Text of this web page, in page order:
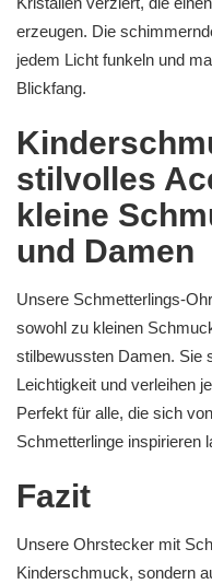
erzeugen. Die
jedem Licht funkeln und
Blickfang.
stilvolles
kleine
und Damen
Unsere Schmetterlings-
sowohl zu kleinen
stilbewussten Damen. Sie
Leichtigkeit und verleihen
Perfekt für alle, die sich
Schmetterlinge inspirieren
Fazit
Unsere Ohrstecker mit
Kinderschmuck, sondern